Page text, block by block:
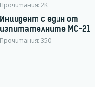
Прочитания: 2K
Инцидент с един от
изпитателните МС-21
Прочитания: 350